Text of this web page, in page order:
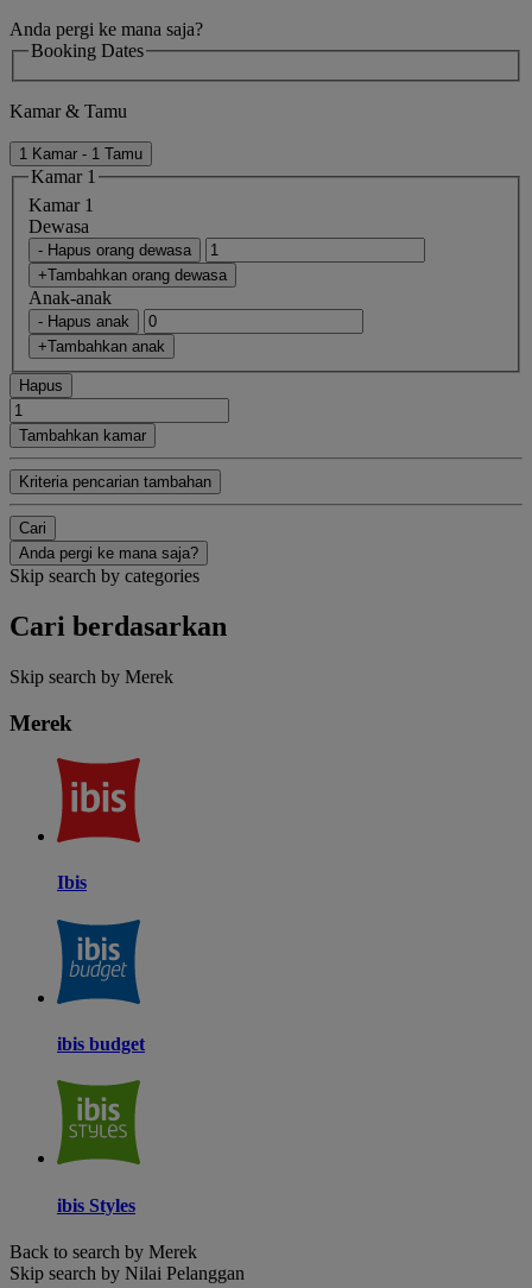
Anda pergi ke mana saja?
Booking Dates
Kamar & Tamu
1 Kamar - 1 Tamu
Kamar 1
Kamar 1
Dewasa
- Hapus orang dewasa
+Tambahkan orang dewasa
Anak-anak
- Hapus anak
+Tambahkan anak
Hapus
Tambahkan kamar
Kriteria pencarian tambahan
Cari
Anda pergi ke mana saja?
Skip search by categories
Cari berdasarkan
Skip search by Merek
Merek
Ibis
ibis budget
ibis Styles
Back to search by Merek
Skip search by Nilai Pelanggan